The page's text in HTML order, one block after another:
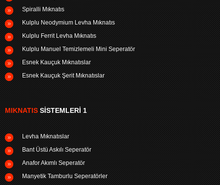
Spiralli Mıknatıs
Kulplu Neodymium Levha Mıknatıs
Kulplu Ferrit Levha Mıknatıs
Kulplu Manuel Temizlemeli Mini Seperatör
Esnek Kauçuk Mıknatıslar
Esnek Kauçuk Şerit Mıknatıslar
MIKNATISSISTEMLERI 1
Levha Mıknatıslar
Bant Üstü Askılı Seperatör
Anafor Akımlı Seperatör
Manyetik Tamburlu Seperatörler